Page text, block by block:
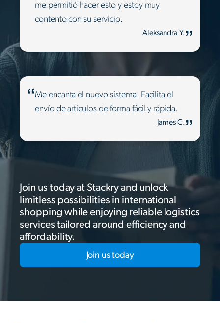
me permitió hacer esto y estoy muy
contento con su servicio.
Aleksandra Y.
Me encanta el nuevo sistema. Facilita el
envío de artículos de forma fácil y rápida.
James C.
Join us today at Stackry and unlock
limitless possibilities in international
shopping while enjoying reliable logistics
services tailored around efficiency and
affordability.
Join us today